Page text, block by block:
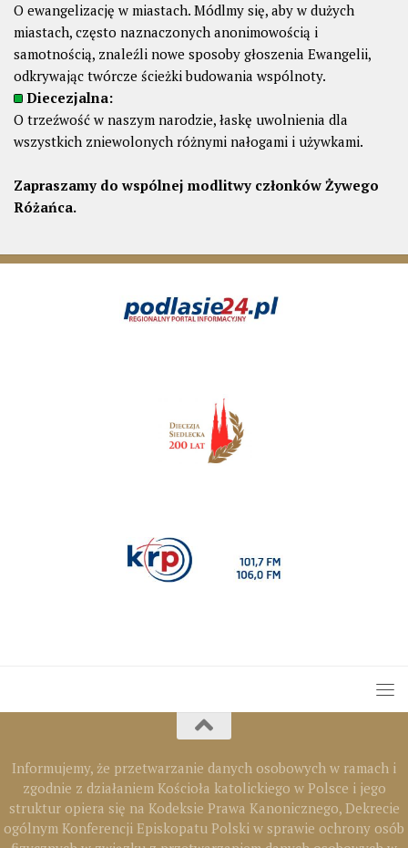
O ewangelizację w miastach. Módlmy się, aby w dużych
miastach, często naznaczonych anonimowością i
samotnością, znaleźli nowe sposoby głoszenia Ewangelii,
odkrywając twórcze ścieżki budowania wspólnoty.
Diecezjalna:
O trzeźwość w naszym narodzie, łaskę uwolnienia dla
wszystkich zniewolonych różnymi nałogami i używkami.
Zapraszamy do wspólnej modlitwy członków Żywego
Różańca.
Informujemy, że przetwarzanie danych osobowych w ramach i
zgodnie z działaniem Kościoła katolickiego w Polsce i jego
struktur opiera się na Kodeksie Prawa Kanonicznego, Dekrecie
ogólnym Konferencji Episkopatu Polski w sprawie ochrony osób